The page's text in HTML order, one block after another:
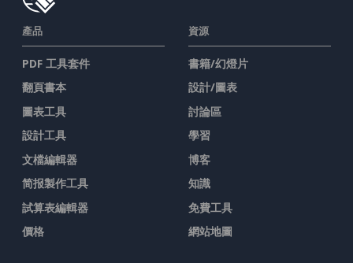
產品
PDF 工具套件
翻頁書本
圖表工具
設計工具
文檔編輯器
简报製作工具
試算表編輯器
價格
資源
書籍/幻燈片
設計/圖表
討論區
學習
博客
知識
免費工具
網站地圖